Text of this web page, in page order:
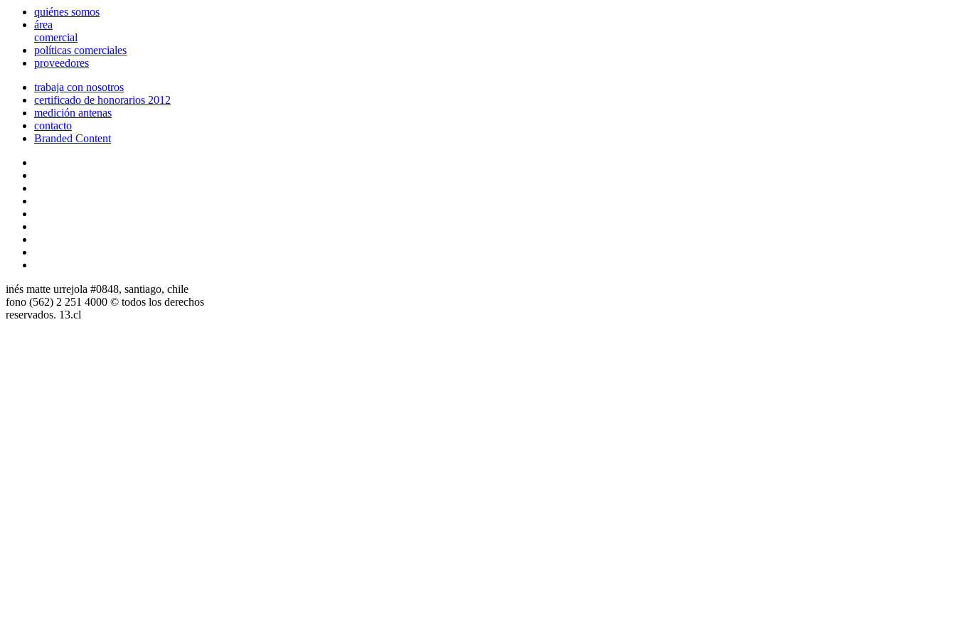
quiénes somos
área
comercial
políticas comerciales
proveedores
trabaja con nosotros
certificado de honorarios 2012
medición antenas
contacto
Branded Content
inés matte urrejola #0848, santiago, chile
fono (562) 2 251 4000 © todos los derechos
reservados. 13.cl